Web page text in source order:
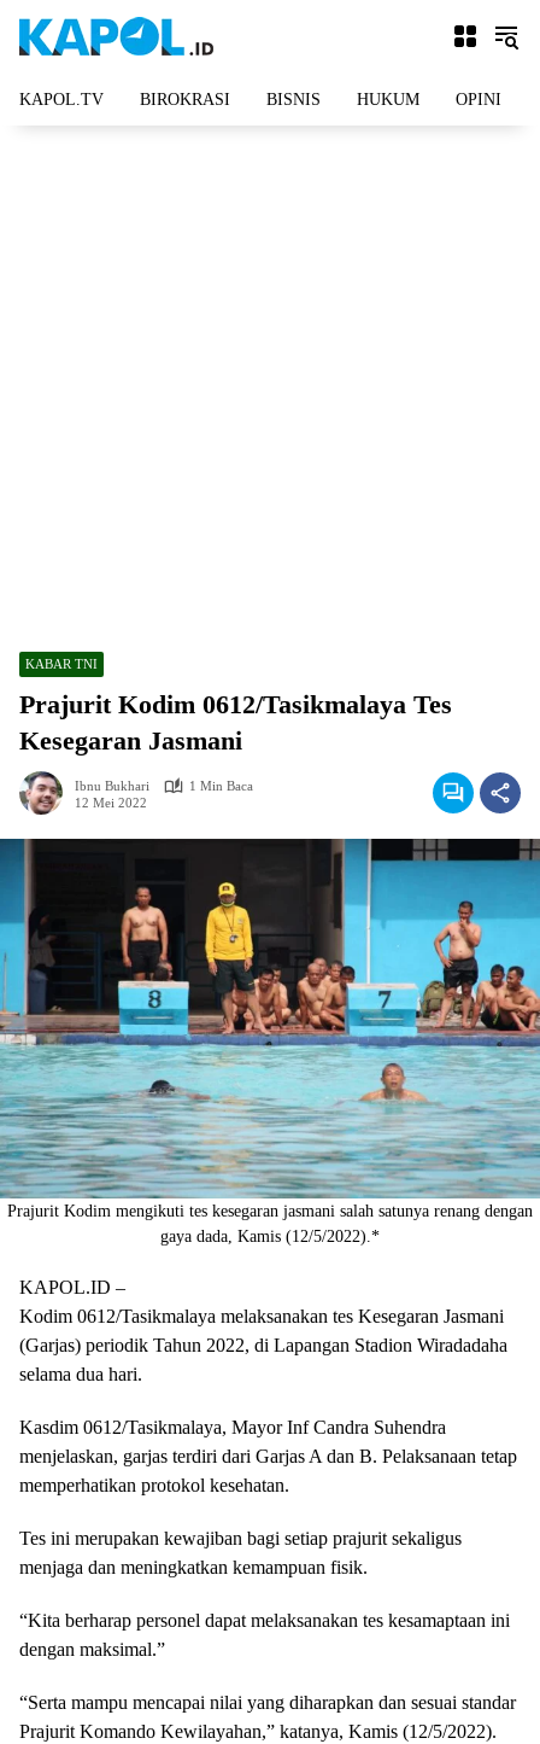
KAPOL.TV BIROKRASI BISNIS HUKUM OPINI
KABAR TNI
Prajurit Kodim 0612/Tasikmalaya Tes
Kesegaran Jasmani
Ibnu Bukhari
1 Min Baca
12 Mei 2022
Prajurit Kodim mengikuti tes kesegaran jasmani salah satunya renang dengan
gaya dada, Kamis (12/5/2022).*
KAPOL.ID –
Kodim 0612/Tasikmalaya melaksanakan tes Kesegaran Jasmani
(Garjas) periodik Tahun 2022, di Lapangan Stadion Wiradadaha
selama dua hari.
Kasdim 0612/Tasikmalaya, Mayor Inf Candra Suhendra
menjelaskan, garjas terdiri dari Garjas A dan B. Pelaksanaan tetap
memperhatikan protokol kesehatan.
Tes ini merupakan kewajiban bagi setiap prajurit sekaligus
menjaga dan meningkatkan kemampuan fisik.
“Kita berharap personel dapat melaksanakan tes kesamaptaan ini
dengan maksimal.”
“Serta mampu mencapai nilai yang diharapkan dan sesuai standar
Prajurit Komando Kewilayahan,” katanya, Kamis (12/5/2022).